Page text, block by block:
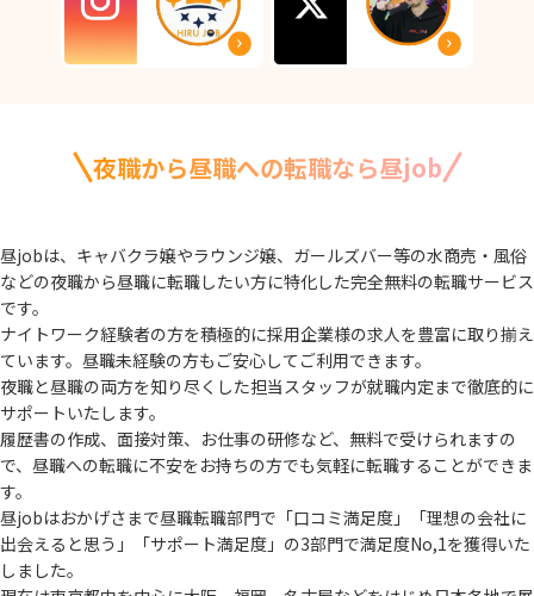
夜職から昼職への転職なら昼job
昼jobは、キャバクラ嬢やラウンジ嬢、ガールズバー等の水商売・風俗
などの夜職から昼職に転職したい方に特化した完全無料の転職サービス
です。
ナイトワーク経験者の方を積極的に採用企業様の求人を豊富に取り揃え
ています。 昼職未経験の方もご安心してご利用できます。
夜職と昼職の両方を知り尽くした担当スタッフが就職内定まで徹底的に
サポートいたします。
履歴書の作成、面接対策、お仕事の研修など、無料で受けられますの
で、 昼職への転職に不安をお持ちの方でも気軽に転職することができま
す。
昼jobはおかげさまで昼職転職部門で「口コミ満足度」「理想の会社に
出会えると思う」
「サポート満足度」の3部門で満足度No,1を獲得いた
しました。